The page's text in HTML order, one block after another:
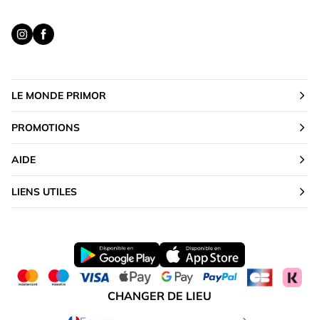
LE MONDE PRIMOR
PROMOTIONS
AIDE
LIENS UTILES
CHANGER DE LIEU